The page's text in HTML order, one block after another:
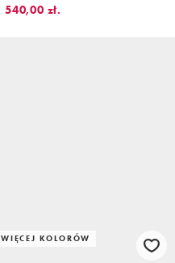
540,00 zł.
WIĘCEJ KOLORÓW